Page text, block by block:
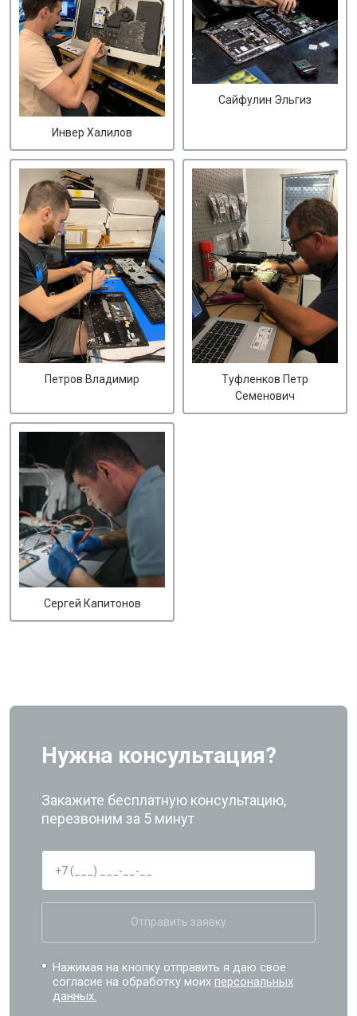
Инвер Халилов
Сайфулин Эльгиз
Петров Владимир
Туфленков Петр
Семенович
Сергей Капитонов
Нужна консультация?
Закажите бесплатную консультацию,
перезвоним за 5 минут
Отправить заявку
Нажимая на кнопку отправить я даю свое
согласие на обработку моихперсональных
данных.